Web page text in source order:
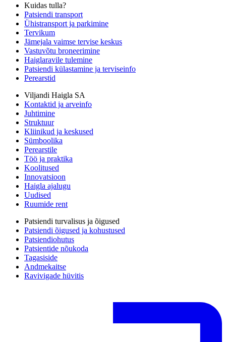
Kuidas tulla?
Patsiendi transport
Ühistransport ja parkimine
Tervikum
Jämejala vaimse tervise keskus
Vastuvõtu broneerimine
Haiglaravile tulemine
Patsiendi külastamine ja terviseinfo
Perearstid
Viljandi Haigla SA
Kontaktid ja arveinfo
Juhtimine
Struktuur
Kliinikud ja keskused
Sümboolika
Perearstile
Töö ja praktika
Koolitused
Innovatsioon
Haigla ajalugu
Uudised
Ruumide rent
Patsiendi turvalisus ja õigused
Patsiendi õigused ja kohustused
Patsiendiohutus
Patsientide nõukoda
Tagasiside
Andmekaitse
Ravivigade hüvitis